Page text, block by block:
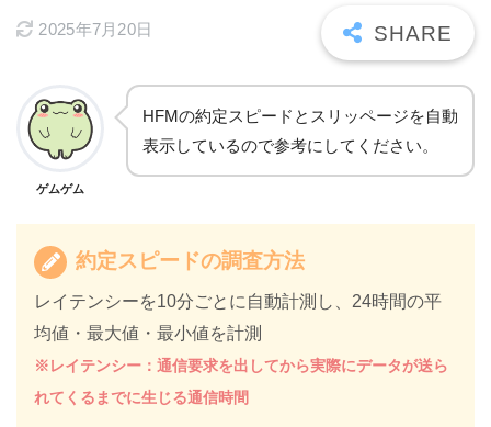
2025年7月20日
ゲムゲム
HFMの約定スピードとスリッページを自動
表示しているので参考にしてください。
約定スピードの調査方法
レイテンシーを10分ごとに自動計測し、24時間の平
均値・最大値・最小値を計測
※レイテンシー：通信要求を出してから実際にデータが送ら
れてくるまでに生じる通信時間